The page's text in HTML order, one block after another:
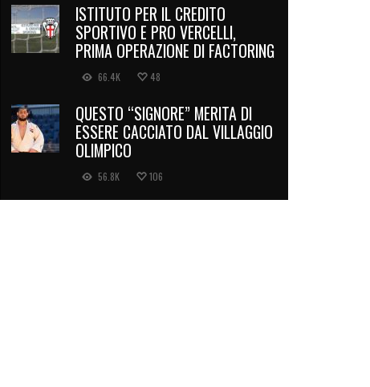
ISTITUTO PER IL CREDITO
SPORTIVO E PRO VERCELLI,
PRIMA OPERAZIONE DI FACTORING
66.4K 48
QUESTO “SIGNORE” MERITA DI
ESSERE CACCIATO DAL VILLAGGIO
OLIMPICO
56.8K 106